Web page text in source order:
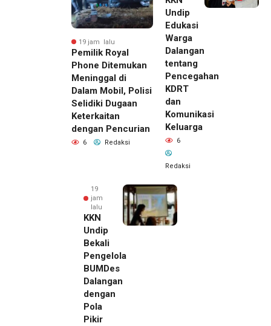
19 jam lalu
Pemilik Royal
Phone Ditemukan
Meninggal di
Dalam Mobil, Polisi
Selidiki Dugaan
Keterkaitan
dengan Pencurian
6 Redaksi
Undip
Edukasi
Warga
Dalangan
tentang
Pencegahan
KDRT
dan
Komunikasi
Keluarga
6
Redaksi
19
jam
lalu
KKN
Undip
Bekali
Pengelola
BUMDes
Dalangan
dengan
Pola
Pikir